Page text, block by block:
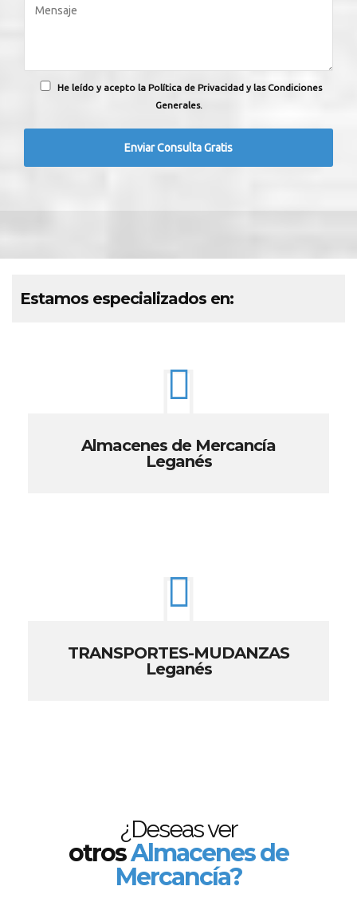
He leído y acepto la Política de Privacidad y las Condiciones
Generales.
Estamos especializados en:
Almacenes de Mercancía
Leganés
TRANSPORTES-MUDANZAS
Leganés
¿Deseas ver
otrosAlmacenes de
Mercancía?